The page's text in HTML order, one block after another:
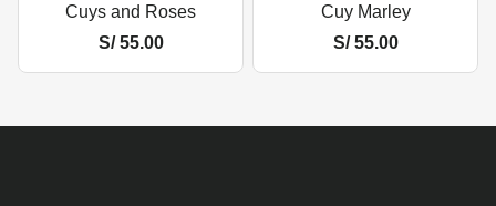
Cuys and Roses
S/55.00
Cuy Marley
S/55.00